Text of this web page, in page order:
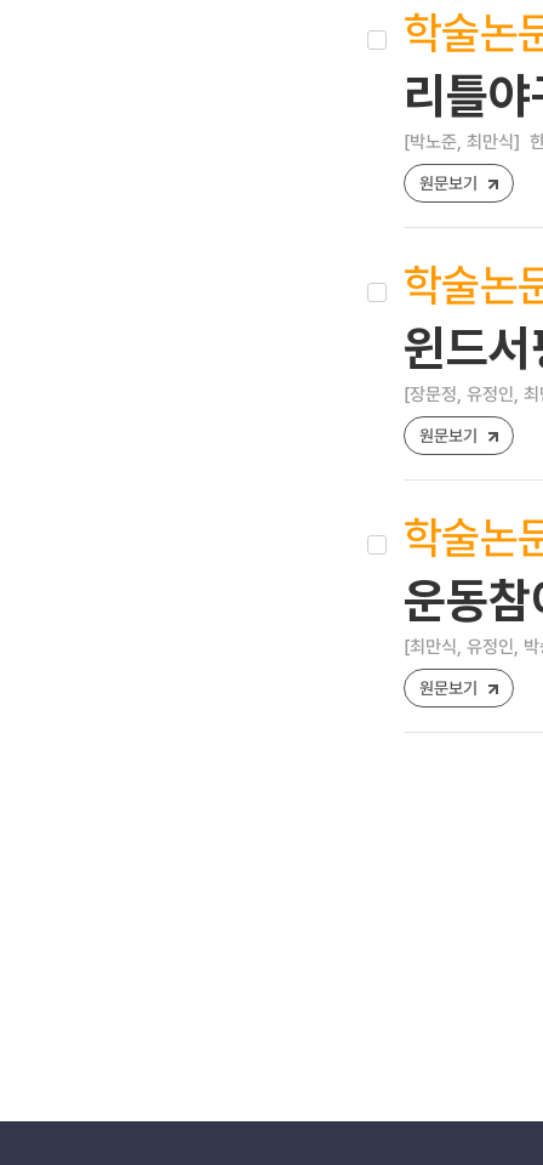
학술논
리틀
[박노준, 최만식]
원문보기
학술논
윈드
[장문정, 유정인,
원문보기
학술논
운동
[최만식, 유정인,
원문보기